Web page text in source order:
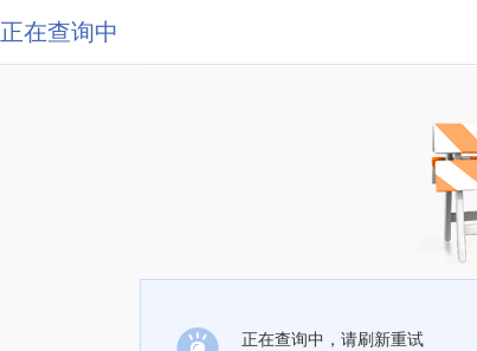
正在查询中
正在查询中，请刷新重试